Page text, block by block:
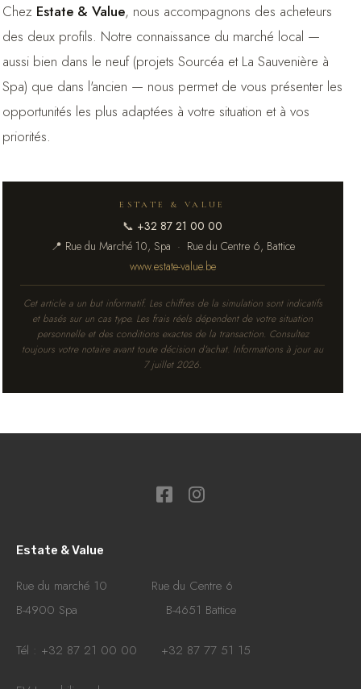
Chez Estate & Value, nous accompagnons des acheteurs
des deux profils. Notre connaissance du marché local —
aussi bien dans le neuf (projets Sourcéa et La Sauvenière à
Spa) que dans l'ancien — nous permet de vous présenter les
opportunités les plus adaptées à votre situation et à vos
priorités.
ESTATE & VALUE
📞 +32 87 21 00 00
📍 Rue du Marché 10, Spa · Rue du Centre 6, Battice
www.estate-value.be
Cet article a un but informatif. Les chiffres de la simulation sont indicatifs
et basés sur un cas type. Les frais réels dépendent de votre situation
personnelle et des conditions exactes de la transaction. Consultez
toujours votre notaire avant toute décision d'achat. Informations à jour au
7 juillet 2026.
Estate & Value
Rue du marché 10 Rue du Centre 6
B-4900 Spa B-4651 Battice
Tél : +32 87 21 00 00 +32 87 77 51 15